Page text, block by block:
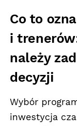
Co to
i
należy
decyzji
Wybór
inwestycja